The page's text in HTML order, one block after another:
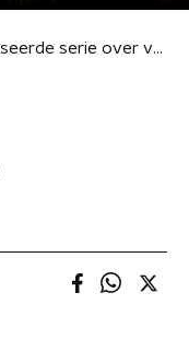
Lourens Blok regisseerde serie over vuurwerkramp: "Heel veel verhalen"